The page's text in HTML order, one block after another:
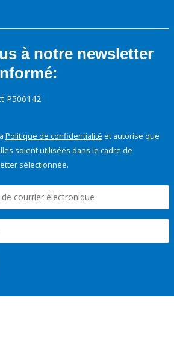
à notre newsletter
P506142
Politique de confidentialité et autorise que
soient utilisées dans le cadre de
sélectionnée.